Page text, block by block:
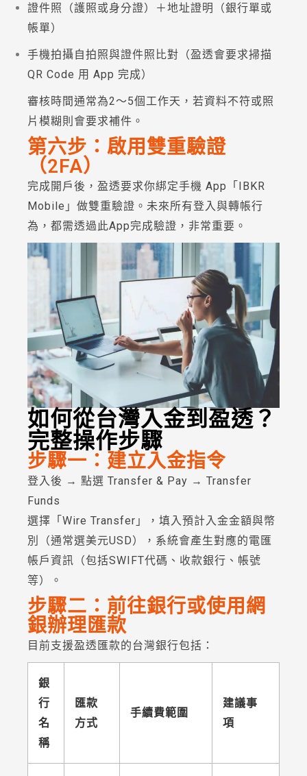
證件照（護照或身分證）＋地址證明（銀行單或
帳單）
手機拍攝自拍照與證件照比對（盈透會要求掃描
QR Code 用 App 完成）
審核時間通常為2～5個工作天，若資料不符或照
片模糊則會要求補件。
第六步：啟用雙重驗證
（2FA）
完成開戶後，盈透要求你綁定手機 App「IBKR
Mobile」做雙重驗證。未來所有登入與轉帳行
為，都需透過此App完成驗證，非常重要。
如何從台灣入金到盈透？
完整操作步驟
步驟一：建立入金指令
登入後 → 點選 Transfer & Pay → Transfer
Funds
選擇「Wire Transfer」，填入預計入金金額與幣
別（通常選美元USD），系統會產生對應的電匯
帳戶資訊（包括SWIFT代碼、收款銀行、帳號
等）。
步驟二：前往銀行或使用網
銀辦理匯款
目前支援盈透匯款的台灣銀行包括：
銀
行
名
稱
匯款
方式
手續費範圍
建議事
項